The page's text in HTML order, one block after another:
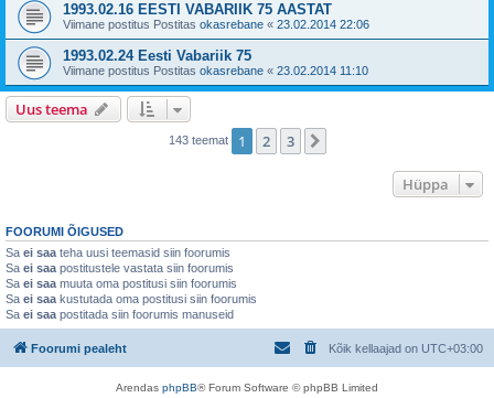
1993.02.16 EESTI VABARIIK 75 AASTAT
Viimane postitus Postitas okasrebane « 23.02.2014 22:06
1993.02.24 Eesti Vabariik 75
Viimane postitus Postitas okasrebane « 23.02.2014 11:10
Uus teema
143 teemat 1 2 3
Hüppa
FOORUMI ÕIGUSED
Sa ei saa teha uusi teemasid siin foorumis
Sa ei saa postitustele vastata siin foorumis
Sa ei saa muuta oma postitusi siin foorumis
Sa ei saa kustutada oma postitusi siin foorumis
Sa ei saa postitada siin foorumis manuseid
Foorumi pealeht Kõik kellaajad on UTC+03:00
Arendas phpBB® Forum Software © phpBB Limited